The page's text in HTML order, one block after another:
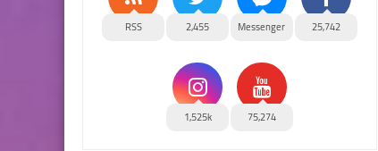
25,742
Messenger
2,455
RSS
75,274
1,525k